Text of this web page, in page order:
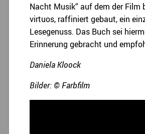
Nacht Musik“ auf dem der Film
virtuos, raffiniert gebaut, ein
Lesegenuss. Das Buch sei
Erinnerung gebracht und
Daniela Kloock
Bilder: © Farbfilm